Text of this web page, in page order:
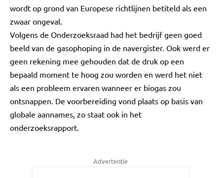
wordt op grond van Europese richtlijnen betiteld als een
zwaar ongeval.
Volgens de Onderzoeksraad had het bedrijf geen goed
beeld van de gasophoping in de navergister. Ook werd er
geen rekening mee gehouden dat de druk op een
bepaald moment te hoog zou worden en werd het niet
als een probleem ervaren wanneer er biogas zou
ontsnappen. De voorbereiding vond plaats op basis van
globale aannames, zo staat ook in het
onderzoeksrapport.
Advertentie